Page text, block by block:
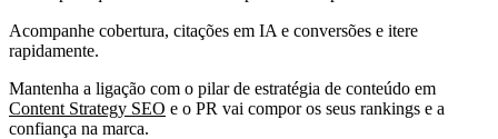
Acompanhe cobertura, citações em IA e conversões e itere
rapidamente.
Mantenha a ligação com o pilar de estratégia de conteúdo em
Content Strategy SEO e o PR vai compor os seus rankings e a
confiança na marca.